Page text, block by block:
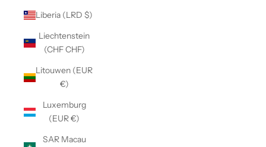
Liberia (LRD $)
Liechtenstein
(CHF CHF)
Litouwen (EUR
€)
Luxemburg
(EUR €)
SAR Macau